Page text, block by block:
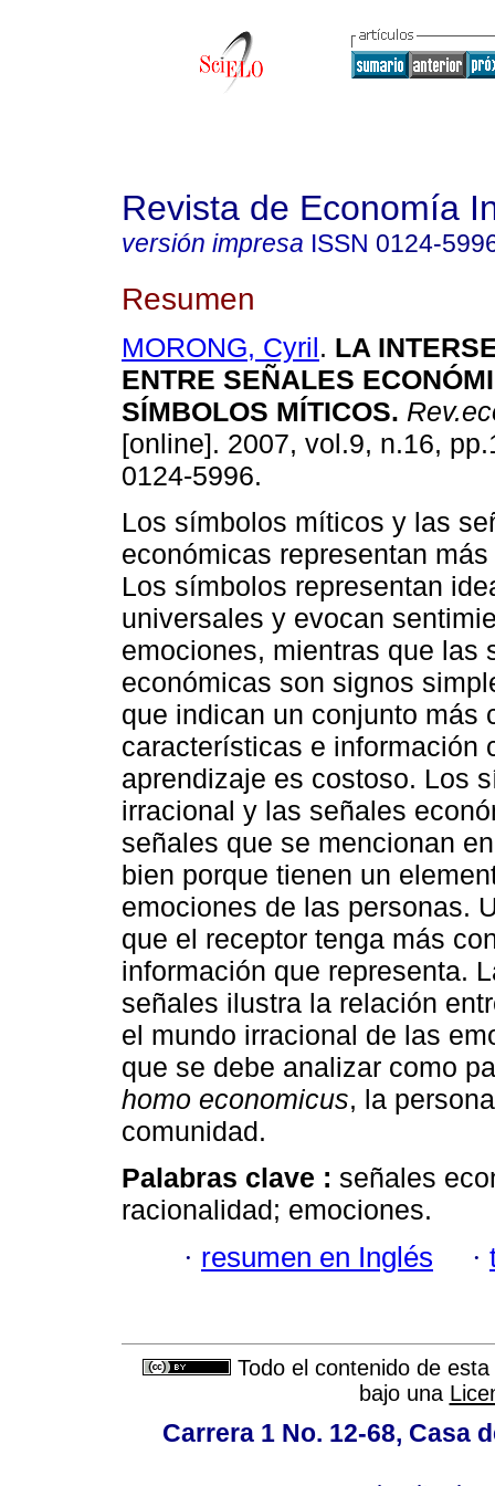
Revista de Economía
versión impresa ISSN 0124-
Resumen
MORONG, Cyril. LA
ENTRE SEÑALES
SÍMBOLOS MÍTICOS.
[online]. 2007, vol.9, n.16,
0124-5996.
Los símbolos míticos y las
económicas representan
Los símbolos representan
universales y evocan
emociones, mientras que las
económicas son signos
que indican un conjunto más
características e información
aprendizaje es costoso. Los
irracional y las señales
señales que se mencionan
bien porque tienen un
emociones de las personas.
que el receptor tenga más
información que representa.
señales ilustra la relación
el mundo irracional de las
que se debe analizar como
homo economicus, la
comunidad.
Palabras clave : señales
racionalidad; emociones.
· resumen en Inglés ·
Todo el contenido de
bajo una
Carrera 1 No. 12-68, Casa